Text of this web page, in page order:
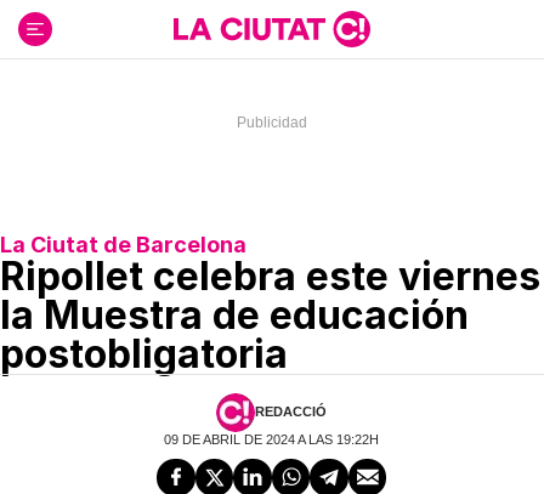
contenido
La Ciutat de Barcelona
Ripollet celebra este viernes
la Muestra de educación
postobligatoria
REDACCIÓ
09 DE ABRIL DE 2024 A LAS 19:22H